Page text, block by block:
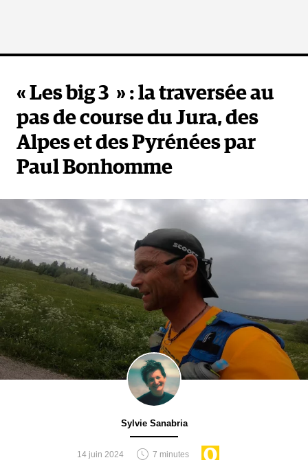
« Les big 3 » : la traversée au
pas de course du Jura, des
Alpes et des Pyrénées par
Paul Bonhomme
Sylvie Sanabria
14 juin 2024 7 minutes